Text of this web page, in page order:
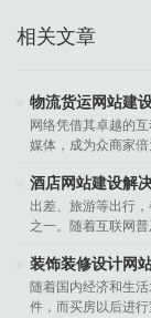
相关文章
物流货运网站建
网络凭借其卓越的
媒体，成为众商家
酒店网站建设解
出差、旅游等出行
之一。随着互联网
装饰装修设计网
随着国内经济和生
件，而买房以后进